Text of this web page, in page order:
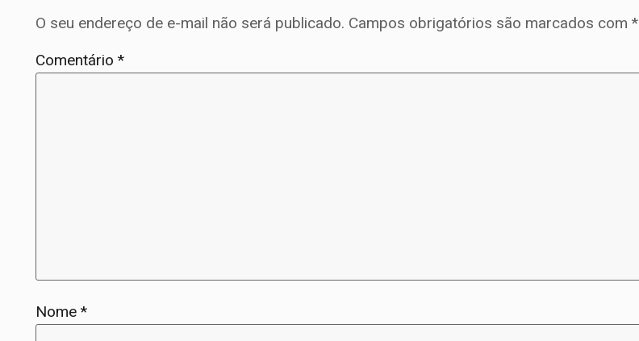
O seu endereço de e-mail não será publicado. Campos obrigatórios são marcados com*
Comentário*
Nome*